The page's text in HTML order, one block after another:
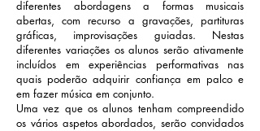
diferentes abordagens a formas musicais
abertas, com recurso a gravações, partituras
gráficas, improvisações guiadas. Nestas
diferentes variações os alunos serão ativamente
incluídos em experiências performativas nas
quais poderão adquirir confiança em palco e
em fazer música em conjunto.
Uma vez que os alunos tenham compreendido
os vários aspetos abordados, serão convidados